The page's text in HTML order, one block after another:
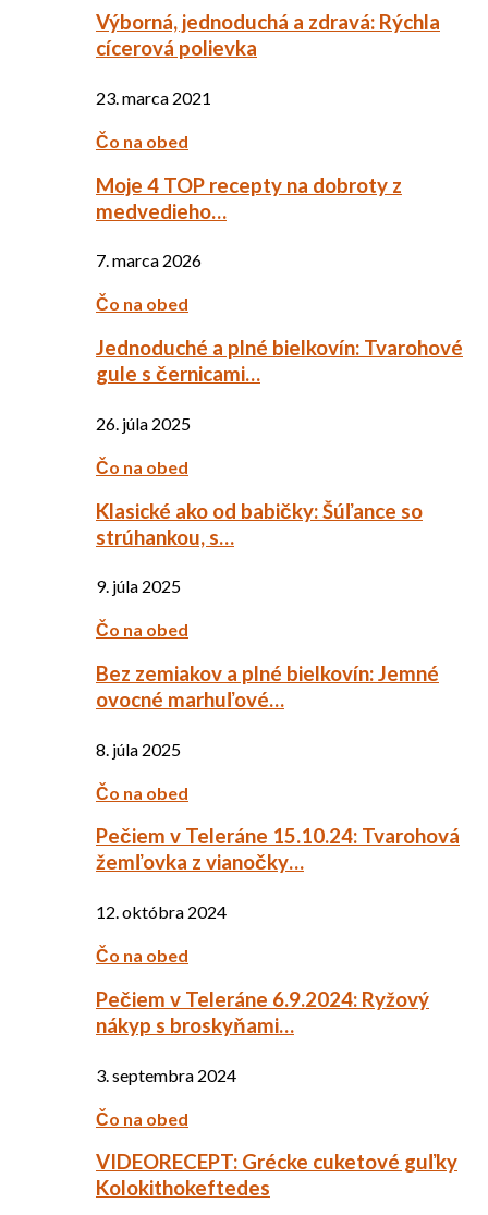
Výborná, jednoduchá a zdravá: Rýchla
cícerová polievka
23. marca 2021
Čo na obed
Moje 4 TOP recepty na dobroty z
medvedieho…
7. marca 2026
Čo na obed
Jednoduché a plné bielkovín: Tvarohové
gule s černicami…
26. júla 2025
Čo na obed
Klasické ako od babičky: Šúľance so
strúhankou, s…
9. júla 2025
Čo na obed
Bez zemiakov a plné bielkovín: Jemné
ovocné marhuľové…
8. júla 2025
Čo na obed
Pečiem v Teleráne 15.10.24: Tvarohová
žemľovka z vianočky…
12. októbra 2024
Čo na obed
Pečiem v Teleráne 6.9.2024: Ryžový
nákyp s broskyňami…
3. septembra 2024
Čo na obed
VIDEORECEPT: Grécke cuketové guľky
Kolokithokeftedes